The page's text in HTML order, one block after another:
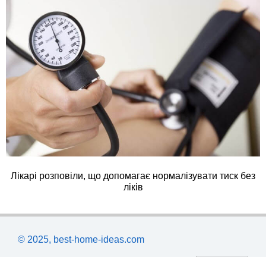
Лікарі розповіли, що допомагає нормалізувати тиск без
ліків
© 2025, best-home-ideas.com